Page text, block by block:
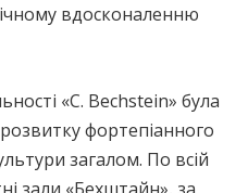
вдосконаленню
«C. Bechstein» була
фортепіанного
загалом. По всій